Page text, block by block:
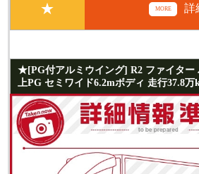
★ MORE 詳
★[PG付アルミウイング] R2 ファイター
上PG セミワイド6.2mボディ 走行37.8